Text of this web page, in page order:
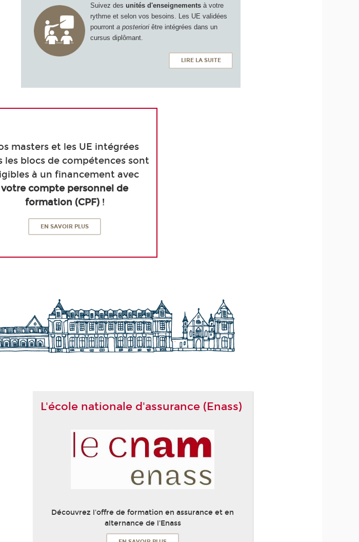
Suivez des unités d'enseignementsà votre
rythme et selon vos besoins. Les UE validées
pourront a posterioriêtre intégrées dans un
cursus diplômant.
LIRE LA SUITE
masters et les UE intégrées
les blocs de compétences sont
à un financement avec
votre compte personnel de
formation (CPF)!
EN SAVOIR PLUS
L'école nationale d'assurance (Enass)
Découvrez l'offre de formation en assurance et en
alternance de l'Enass